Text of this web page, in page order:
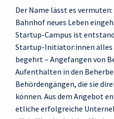
Der Name lässt es
Bahnhof neues Leben
Startup-Campus ist
Startup-Initiator:innen alles
begehrt – Angefangen von
Aufenthalten in den
Behördengängen, die sie
können. Aus dem Angebot
etliche erfolgreiche